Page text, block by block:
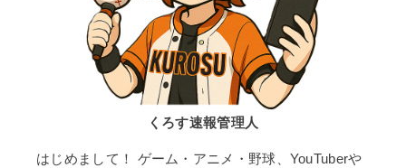
くろす速報管理人
はじめまして！ ゲーム・アニメ・野球、YouTuberや